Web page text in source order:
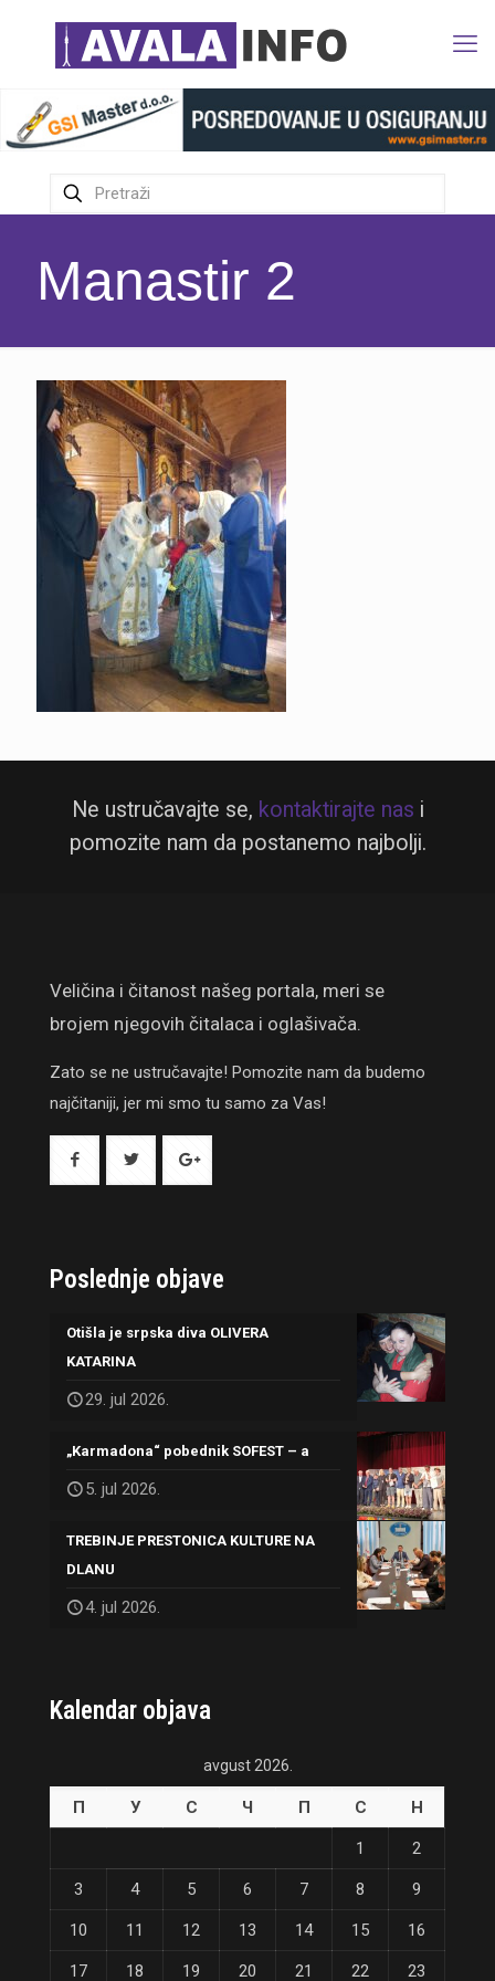
Manastir 2
Ne ustručavajte se, kontaktirajte nas i
pomozite nam da postanemo najbolji.
Veličina i čitanost našeg portala, meri se
brojem njegovih čitalaca i oglašivača.
Zato se ne ustručavajte! Pomozite nam da budemo
najčitaniji, jer mi smo tu samo za Vas!
Poslednje objave
Otišla je srpska diva OLIVERA
KATARINA
29. jul 2026.
„Karmadona“ pobednik SOFEST – a
5. jul 2026.
TREBINJE PRESTONICA KULTURE NA
DLANU
4. jul 2026.
Kalendar objava
avgust 2026.
П У С Ч П С Н
1 2
3 4 5 6 7 8 9
10 11 12 13 14 15 16
17 18 19 20 21 22 23